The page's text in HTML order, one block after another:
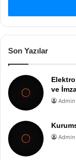
Son Yazılar
ve
Admin
Admin